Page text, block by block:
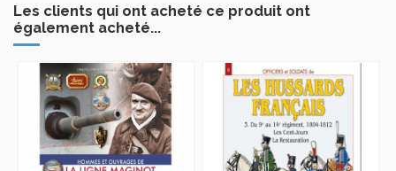
Les clients qui ont acheté ce produit ont
également acheté...